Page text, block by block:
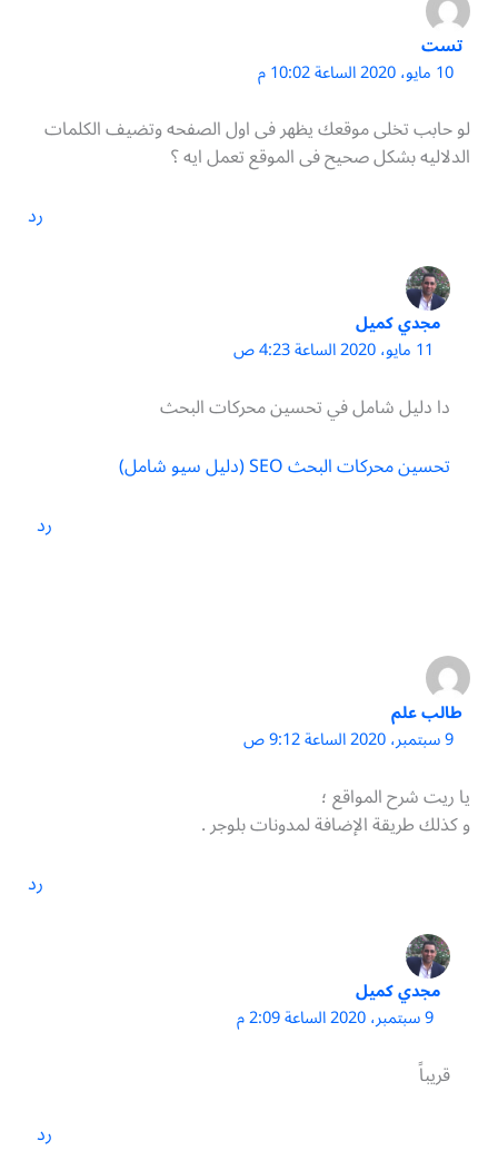
تست
10 مايو، 2020 الساعة 10:02 م
لو حابب تخلى موقعك يظهر فى اول الصفحه وتضيف الكلمات
الدلاليه بشكل صحيح فى الموقع تعمل ايه ؟
رد
مجدي كميل
11 مايو، 2020 الساعة 4:23 ص
دا دليل شامل في تحسين محركات البحث
تحسين محركات البحث SEO (دليل سيو شامل)
رد
طالب علم
9 سبتمبر، 2020 الساعة 9:12 ص
يا ريت شرح المواقع ؛
و كذلك طريقة الإضافة لمدونات بلوجر .
رد
مجدي كميل
9 سبتمبر، 2020 الساعة 2:09 م
قريباً
رد